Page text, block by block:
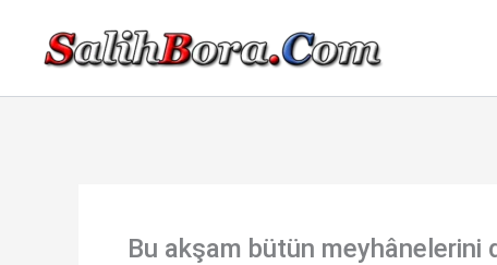
Bu akşam bütün meyhânelerini